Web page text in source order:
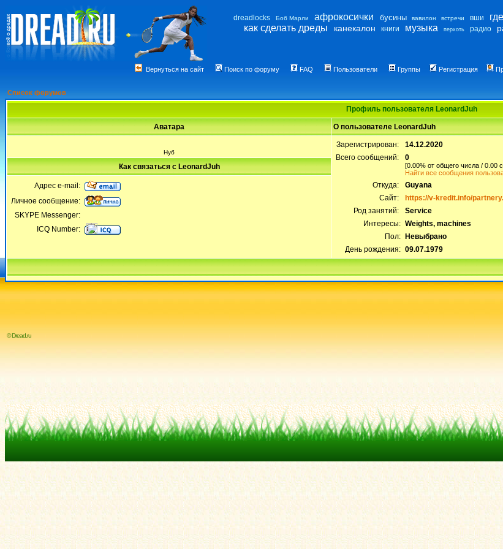
dreadlocks Боб Марли афрокосички бусины вавилон встречи вши
как сделать дреды канекалон книги музыка перхоть радио
Вернуться на сайт Поиск по форуму FAQ Пользователи Группы Регистрация
Список форумов
Профиль пользователя LeonardJuh
Аватара О пользователе LeonardJuh
Нуб
Зарегистрирован:
14.12.2020
Всего сообщений:
0
[0.00% от общего числа / 0.00
Найти все сообщения
Откуда:
Guyana
Сайт:
https://v-kredit.info/
Род занятий:
Service
Интересы: Weights, machines
Пол:
Невыбрано
День рождения: 09.07.1979
Как связаться с LeonardJuh
Адрес e-mail:
Личное сообщение:
SKYPE Messenger:
ICQ Number:
© Dread.ru